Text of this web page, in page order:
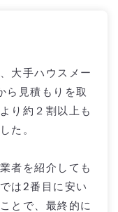
大手ハウスメー
ら見積もりを取
り約２割以上も
た。
者を紹介しても
は2番目に安い
とで、最終的に